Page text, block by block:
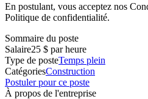
En postulant, vous acceptez nos
Politique de confidentialité.
Sommaire du poste
Salaire25 $ par heure
Type de posteTemps plein
CatégoriesConstruction
Postuler pour ce poste
À propos de l'entreprise